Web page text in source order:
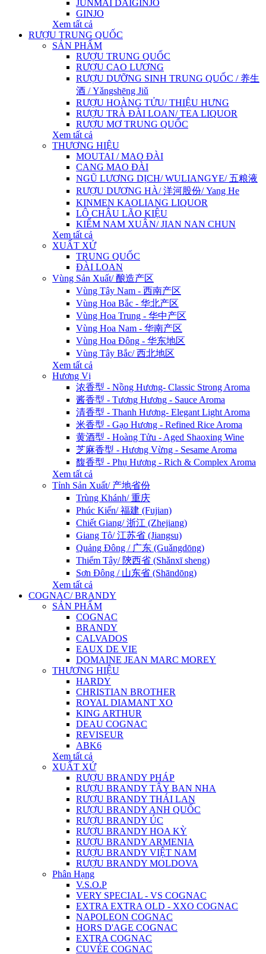
JUNMAI DAIGINJO
GINJO
Xem tất cả
RƯỢU TRUNG QUỐC
SẢN PHẨM
RƯỢU TRUNG QUỐC
RƯỢU CAO LƯƠNG
RƯỢU DƯỠNG SINH TRUNG QUỐC / 养生
酒 / Yǎngshēng Jiǔ
RƯỢU HOÀNG TỬU/ THIỆU HƯNG
RƯỢU TRÀ ĐÀI LOAN/ TEA LIQUOR
RƯỢU MƠ TRUNG QUỐC
Xem tất cả
THƯƠNG HIỆU
MOUTAI / MAO ĐÀI
CANG MAO ĐÀI
NGŨ LƯƠNG DỊCH/ WULIANGYE/ 五粮液
RƯỢU DƯƠNG HÀ/ 洋河股份/ Yang He
KINMEN KAOLIANG LIQUOR
LÔ CHÂU LÃO KIỆU
KIẾM NAM XUÂN/ JIAN NAN CHUN
Xem tất cả
XUẤT XỨ
TRUNG QUỐC
ĐÀI LOAN
Vùng Sản Xuất/ 酿造产区
Vùng Tây Nam - 西南产区
Vùng Hoa Bắc - 华北产区
Vùng Hoa Trung - 华中产区
Vùng Hoa Nam - 华南产区
Vùng Hoa Đông - 华东地区
Vùng Tây Bắc/ 西北地区
Xem tất cả
Hương Vị
浓香型 - Nồng Hương- Classic Strong Aroma
酱香型 - Tương Hương - Sauce Aroma
清香型 - Thanh Hương- Elegant Light Aroma
米香型 - Gạo Hương - Refined Rice Aroma
黄酒型 - Hoàng Tửu - Aged Shaoxing Wine
芝麻香型 - Hương Vừng - Sesame Aroma
馥香型 - Phụ Hương - Rich & Complex Aroma
Xem tất cả
Tỉnh Sản Xuất/ 产地省份
Trùng Khánh/ 重庆
Phúc Kiến/ 福建 (Fujian)
Chiết Giang/ 浙江 (Zhejiang)
Giang Tô/ 江苏省 (Jiangsu)
Quảng Đông / 广东 (Guǎngdōng)
Thiểm Tây/ 陝西省 (Shǎnxī sheng)
Sơn Đông / 山东省 (Shāndōng)
Xem tất cả
COGNAC/ BRANDY
SẢN PHẨM
COGNAC
BRANDY
CALVADOS
EAUX DE VIE
DOMAINE JEAN MARC MOREY
THƯƠNG HIỆU
HARDY
CHRISTIAN BROTHER
ROYAL DIAMANT XO
KING ARTHUR
DEAU COGNAC
REVISEUR
ABK6
Xem tất cả
XUẤT XỨ
RƯỢU BRANDY PHÁP
RƯỢU BRANDY TÂY BAN NHA
RƯỢU BRANDY THÁI LAN
RƯỢU BRANDY ANH QUỐC
RƯỢU BRANDY ÚC
RƯỢU BRANDY HOA KỲ
RƯỢU BRANDY ARMENIA
RƯỢU BRANDY VIỆT NAM
RƯỢU BRANDY MOLDOVA
Phân Hạng
V.S.O.P
VERY SPECIAL - VS COGNAC
EXTRA EXTRA OLD - XXO COGNAC
NAPOLEON COGNAC
HORS D'AGE COGNAC
EXTRA COGNAC
CUVÉE COGNAC